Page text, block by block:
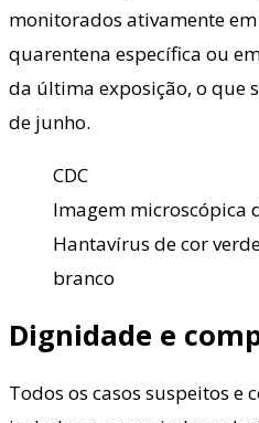
monitorados ativamente
quarentena específica ou
da última exposição, o que
de junho.
CDC
Imagem microscópica
Hantavírus de cor
branco
Dignidade e
Todos os casos suspeitos e